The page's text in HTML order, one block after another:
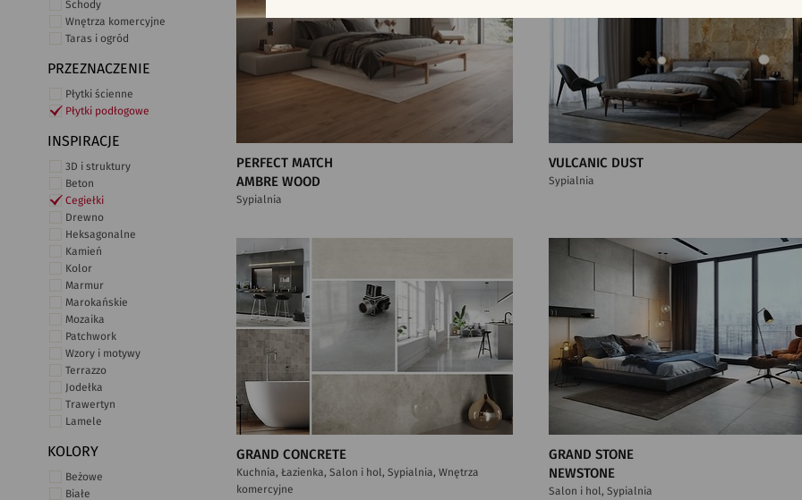
Schody
Wnętrza komercyjne
Taras i ogród
PRZEZNACZENIE
Płytki ścienne
Płytki podłogowe
INSPIRACJE
3D i struktury
Beton
Cegiełki
Drewno
Heksagonalne
Kamień
Kolor
Marmur
Marokańskie
Mozaika
Patchwork
Wzory i motywy
Terrazzo
Jodełka
Trawertyn
Lamele
KOLORY
Beżowe
Białe
PERFECT MATCH
AMBRE WOOD
Sypialnia
VULCANIC DUST
Sypialnia
GRAND CONCRETE
Kuchnia, Łazienka, Salon i hol, Sypialnia, Wnętrza
komercyjne
GRAND STONE
NEWSTONE
Salon i hol, Sypialnia